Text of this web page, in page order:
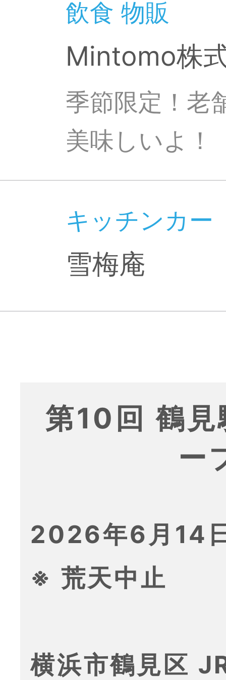
飲食 物販
Mintomo株
季節限定！老
美味しいよ！
キッチンカー
雪梅庵
第10回 鶴
ー
2026年6月14
※ 荒天中止
横浜市鶴見区